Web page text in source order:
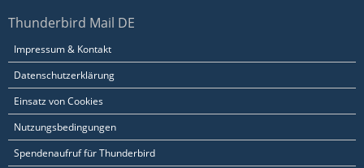
Thunderbird Mail DE
Impressum & Kontakt
Datenschutzerklärung
Einsatz von Cookies
Nutzungsbedingungen
Spendenaufruf für Thunderbird